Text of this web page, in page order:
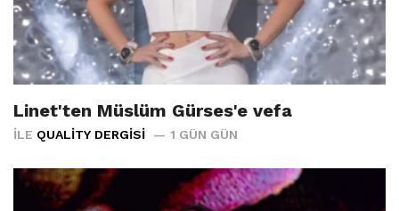
Linet'ten Müslüm Gürses'e vefa
İLE QUALITY DERGISI 1 GÜN GÜN